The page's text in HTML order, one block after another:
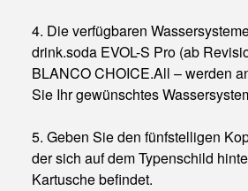
4. Die verfügbaren
drink.soda EVOL-S Pro (ab
BLANCO CHOICE.All – werden
Sie Ihr gewünschtes
5. Geben Sie den fünfstelligen
der sich auf dem Typenschild
Kartusche befindet.